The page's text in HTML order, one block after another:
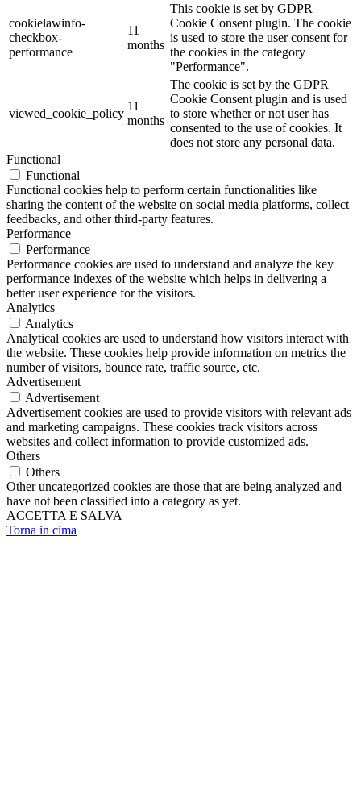
cookielawinfo-
checkbox-
performance
11
months
This cookie is set by GDPR
Cookie Consent plugin. The cookie
is used to store the user consent for
the cookies in the category
"Performance".
viewed_cookie_policy
11
months
The cookie is set by the GDPR
Cookie Consent plugin and is used
to store whether or not user has
consented to the use of cookies. It
does not store any personal data.
Functional
Functional
Functional cookies help to perform certain functionalities like
sharing the content of the website on social media platforms, collect
feedbacks, and other third-party features.
Performance
Performance
Performance cookies are used to understand and analyze the key
performance indexes of the website which helps in delivering a
better user experience for the visitors.
Analytics
Analytics
Analytical cookies are used to understand how visitors interact with
the website. These cookies help provide information on metrics the
number of visitors, bounce rate, traffic source, etc.
Advertisement
Advertisement
Advertisement cookies are used to provide visitors with relevant ads
and marketing campaigns. These cookies track visitors across
websites and collect information to provide customized ads.
Others
Others
Other uncategorized cookies are those that are being analyzed and
have not been classified into a category as yet.
ACCETTA E SALVA
Torna in cima